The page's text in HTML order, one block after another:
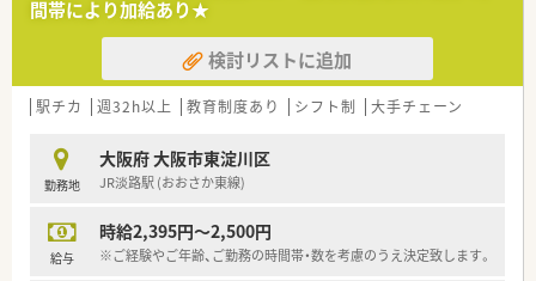
■薬局運営の他に介護職の紹介事業やクリニック開設のコンサルタント事業
ネスを展開しています。
とも可能です。
■その他にも、管理部門や商品部門等の本社スタッフなど活動領
域は多種多様です。
■在宅実施店舗は年々増加しており、在宅医療へもしっかりと関
わる事ができます。
時短勤務ができるよう変更予定です。
■年間休日が120日とワークライフバランスが整っています
■日用品から常備薬まで、従業員割引制度など嬉しいメリットも
間帯により加給あり★
検討リストに追加
駅チカ 週32h以上 教育制度あり シフト制 大手チェーン
勤務地
大阪府 大阪市東淀川区
JR淡路駅 (おおさか東線)
給与
時給2,395円～2,500円
※ご経験やご年齢、ご勤務の時間帯・数を考慮のうえ決定致します。